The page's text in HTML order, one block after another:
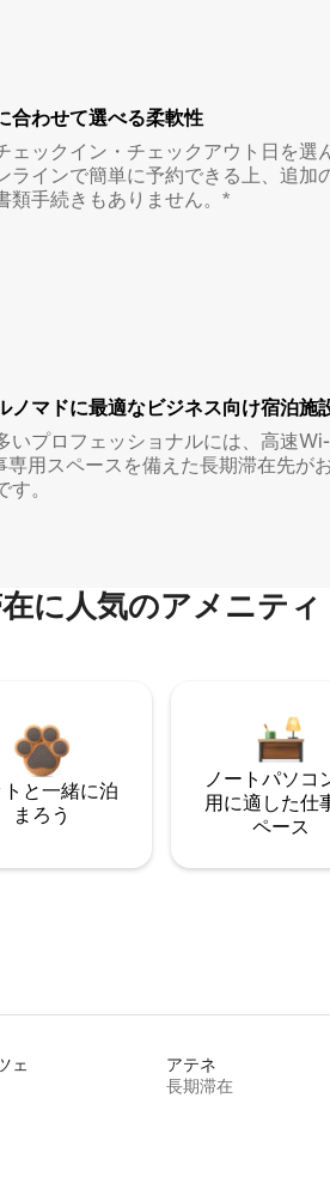
合わせて選べる柔軟性
ェックイン・チェックアウト日を選
ラインで簡単に予約できる上、追加
類手続きもありません。*
ノマド⁠に最⁠適⁠なビ⁠ジ⁠ネ⁠ス⁠向⁠け宿⁠泊⁠施⁠
いプロフェッショナルには、高速Wi-
専用スペースを備えた長期滞在先が
。
に人気のアメニティ
と一緒に泊
まろう
ノートパソコ
用に適した仕
ペース
ェ
アテネ
長期滞在